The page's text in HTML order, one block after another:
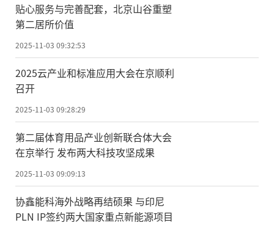
贴心服务与完善配套，北京山谷重塑
第二居所价值
2025-11-03 09:32:53
2025云产业和标准应用大会在京顺利
召开
2025-11-03 09:28:29
第二届体育用品产业创新联合体大会
在京举行 发布两大科技攻坚成果
2025-11-03 09:09:13
协鑫能科海外战略再结硕果 与印尼
PLN IP签约两大国家重点新能源项目